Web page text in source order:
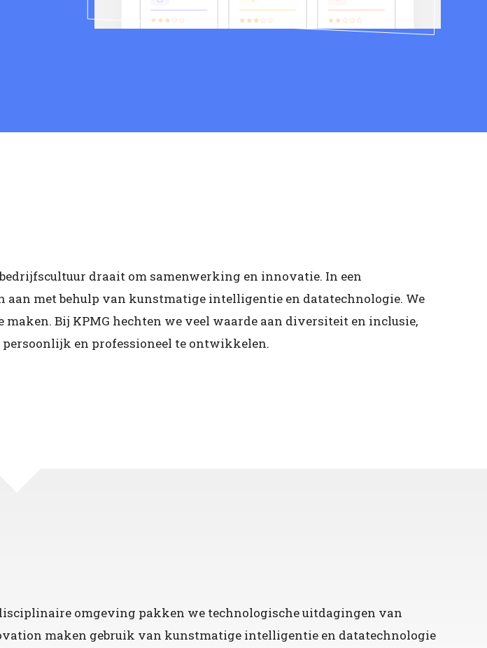
draait om samenwerking en innovatie. In een
met behulp van kunstmatige intelligentie en datatechnologie. We
Bij KPMG hechten we veel waarde aan diversiteit en inclusie,
en professioneel te ontwikkelen.
omgeving pakken we technologische uitdagingen van
maken gebruik van kunstmatige intelligentie en datatechnologie